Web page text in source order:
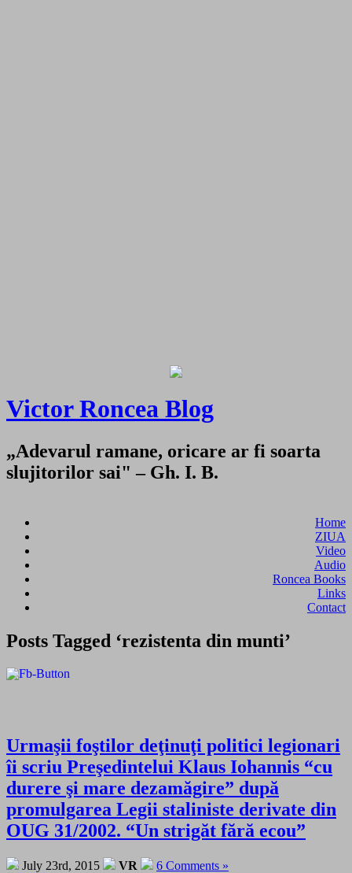
Victor Roncea Blog
„Adevarul ramane, oricare ar fi soarta
slujitorilor sai" – Gh. I. B.
Home
ZIUA
Video
Audio
Roncea Books
Links
Contact
Posts Tagged ‘rezistenta din munti’
Urmaşii foştilor deţinuţi politici legionari
îi scriu Preşedintelui Klaus Iohannis “cu
durere şi mare dezamăgire” după
promulgarea Legii staliniste derivate din
OUG 31/2002. “Un strigăt fără ecou”
July 23rd, 2015 VR 6 Comments »